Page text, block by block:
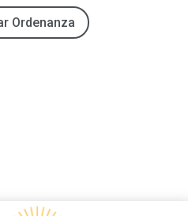
Ordenanza